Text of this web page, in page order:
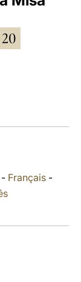
POLSKI
20
- Français-